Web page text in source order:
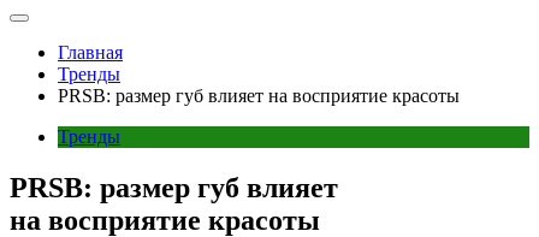
Главная
Тренды
PRSB: размер губ влияет на восприятие красоты
Тренды
PRSB: размер губ влияет
на восприятие красоты